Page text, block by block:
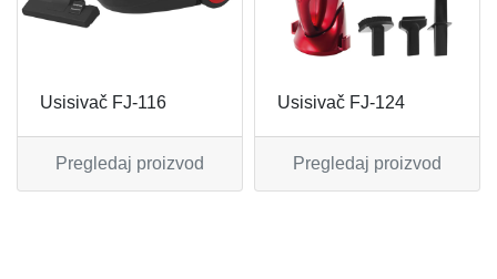
MIKSERI
NUTRI PRACTIC
NOŽEVI
POJEDINAČNI ESCAJG
Usisivač FJ-116
Pregledaj proizvod
Usisivač FJ-124
Pregledaj proizvod